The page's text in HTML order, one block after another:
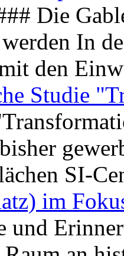
Die
In
den
Studie
SI-
im
und